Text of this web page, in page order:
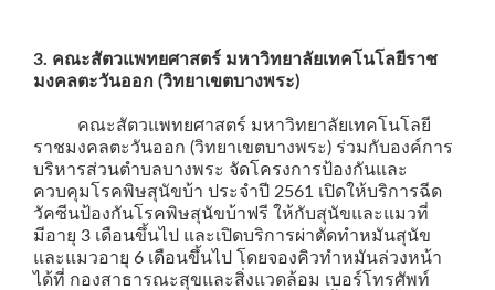
3. คณะสัตวแพทยศาสตร์ มหาวิทยาลัยเทคโนโลยีราช
มงคลตะวันออก (วิทยาเขตบางพระ)
คณะสัตวแพทยศาสตร์ มหาวิทยาลัยเทคโนโลยี
ราชมงคลตะวันออก (วิทยาเขตบางพระ) ร่วมกับองค์การ
บริหารส่วนตำบลบางพระ จัดโครงการป้องกันและ
ควบคุมโรคพิษสุนัขบ้า ประจำปี 2561 เปิดให้บริการฉีด
วัคซีนป้องกันโรคพิษสุนัขบ้าฟรี ให้กับสุนัขและแมวที่
มีอายุ 3 เดือนขึ้นไป และเปิดบริการผ่าตัดทำหมันสุนัข
และแมวอายุ 6 เดือนขึ้นไป โดยจองคิวทำหมันล่วงหน้า
ได้ที่ กองสาธารณะสุขและสิ่งแวดล้อม เบอร์โทรศัพท์